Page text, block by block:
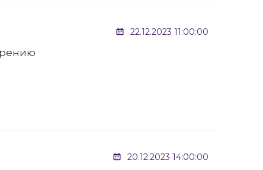
22.12.2023 11:00:00
20.12.2023 14:00:00